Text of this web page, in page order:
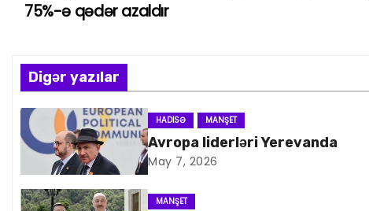
z
ı
n
a
v
75%-ə qədər azaldır
Digər yazılar
HADISƏ MANŞET
Avropa liderləri Yerevanda
May 7, 2026
MANŞET